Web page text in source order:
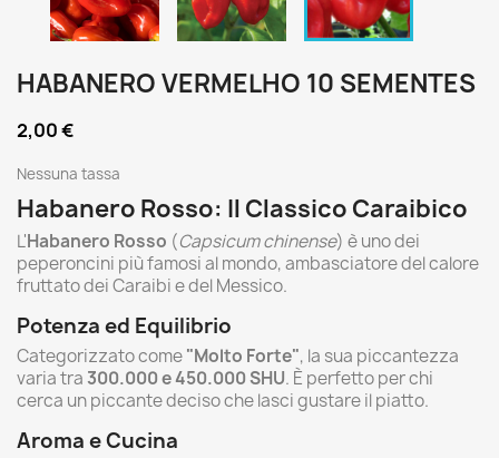
HABANERO VERMELHO 10 SEMENTES
2,00 €
Nessuna tassa
Habanero Rosso: Il Classico Caraibico
L'Habanero Rosso (Capsicum chinense) è uno dei
peperoncini più famosi al mondo, ambasciatore del calore
fruttato dei Caraibi e del Messico.
Potenza ed Equilibrio
Categorizzato come"Molto Forte", la sua piccantezza
varia tra 300.000 e 450.000 SHU. È perfetto per chi
cerca un piccante deciso che lasci gustare il piatto.
Aroma e Cucina